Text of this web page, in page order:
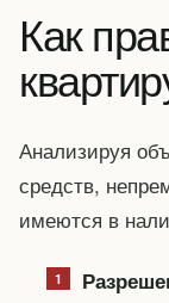
Как
Анализируя
средств,
имеются в